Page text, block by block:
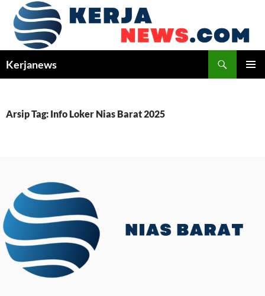
Langsung
Kerjanews
Arsip Tag: Info Loker Nias Barat 2025